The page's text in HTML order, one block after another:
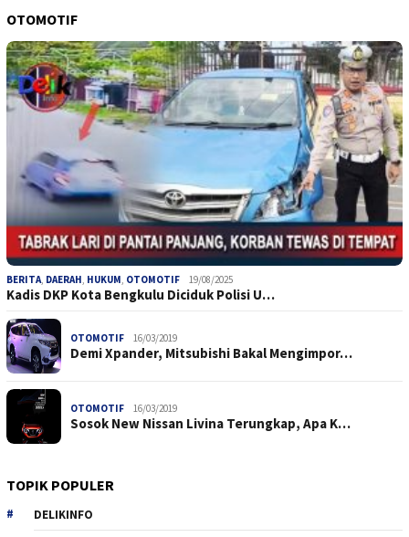
OTOMOTIF
BERITA, DAERAH, HUKUM, OTOMOTIF 19/08/2025
Kadis DKP Kota Bengkulu Diciduk Polisi U…
OTOMOTIF 16/03/2019
Demi Xpander, Mitsubishi Bakal Mengimpor…
OTOMOTIF 16/03/2019
Sosok New Nissan Livina Terungkap, Apa K…
TOPIK POPULER
DELIKINFO